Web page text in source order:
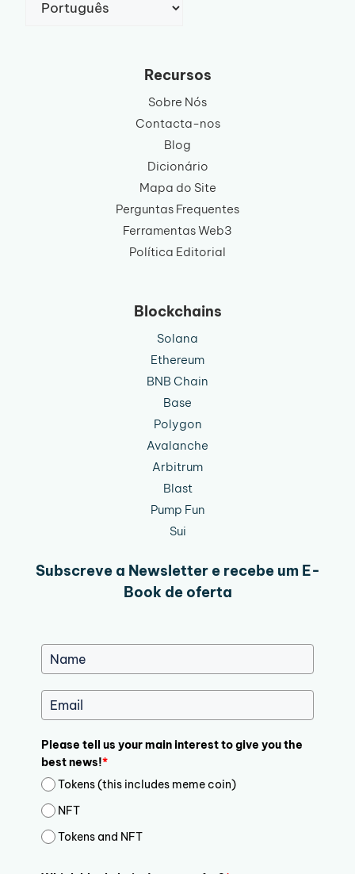
um
Recursos
Sobre Nós
Contacta-nos
Blog
Dicionário
Mapa do Site
Perguntas Frequentes
Ferramentas Web3
Política Editorial
Blockchains
Solana
Ethereum
BNB Chain
Base
Polygon
Avalanche
Arbitrum
Blast
Pump Fun
Sui
Subscreve a Newsletter e recebe um E-
Book de oferta
Please tell us your main interest to give you the
best news!*
Tokens (this includes meme coin)
NFT
Tokens and NFT